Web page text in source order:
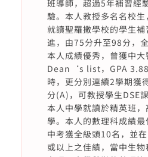
班導師，超過5年補習經
驗。本人教授多名名校
就讀聖羅撒學校的學生
進，由75分升至98分，
本人成績優秀，曾獲中
Dean‘s list，GPA
時，更分別連續2學期獲
分(A)，可教授學生DSE
本人中學就讀於精英班
學。本人的數理科成績
中考獲全級頭10名，並
或以上之佳績，當中生